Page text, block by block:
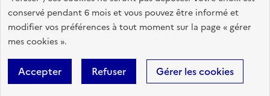
conservé pendant 6 mois et vous pouvez être informé et
modifier vos préférences à tout moment sur la page « gérer
mes cookies ».
Accepter Refuser Gérer les cookies
Accessibilité : totalement conforme
Données personnelles
Sauf mention contraire, tous les textes de ce site sont sous